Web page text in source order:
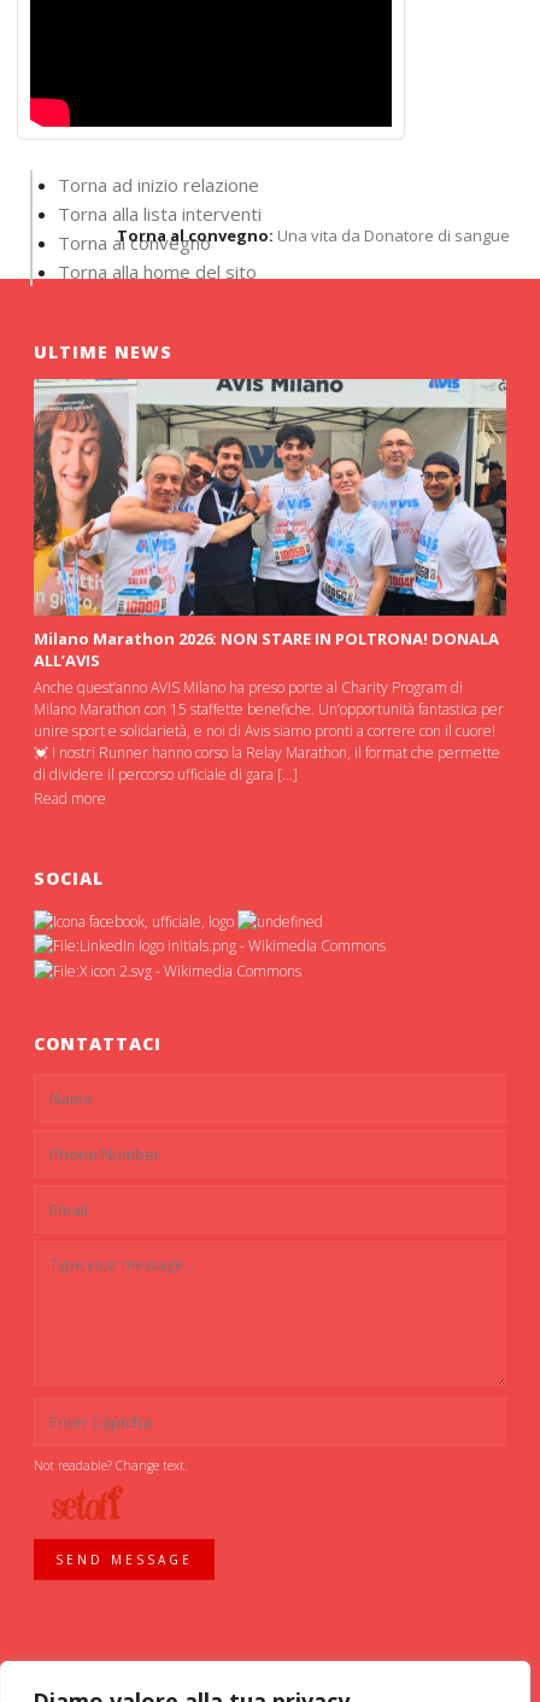
Torna ad inizio relazione
Torna alla lista interventi
Torna al convegno
Torna alla home del sito
Torna al convegno: Una vita da Donatore di sangue
ULTIME NEWS
Milano Marathon 2026: NON STARE IN POLTRONA! DONALA
ALL’AVIS
Anche quest’anno AVIS Milano ha preso porte al Charity Program di
Milano Marathon con 15 staffette benefiche. Un’opportunità fantastica per
unire sport e solidarietà, e noi di Avis siamo pronti a correre con il cuore!
💓 I nostri Runner hanno corso la Relay Marathon, il format che permette
di dividere il percorso ufficiale di gara […]
Read more
SOCIAL
CONTATTACI
Not readable? Change text.
SEND MESSAGE